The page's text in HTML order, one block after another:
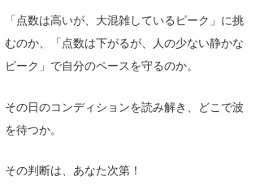
「点数は高いが、大混雑しているピーク」に挑
むのか、「点数は下がるが、人の少ない静かな
ピーク」で自分のペースを守るのか。
その日のコンディションを読み解き、どこで波
を待つか。
その判断は、あなた次第！